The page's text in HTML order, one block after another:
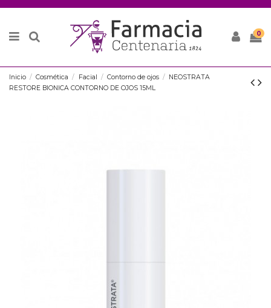
0
Inicio Cosmética Facial Contorno de ojos
NEOSTRATA
RESTORE BIONICA CONTORNO DE OJOS 15ML